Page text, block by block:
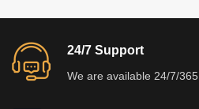
24/7 Support
We are available 24/7/365